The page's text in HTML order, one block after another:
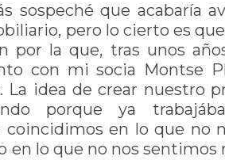
sospeché que acabaría
pero lo cierto es
por la que, tras unos
con mi socia Montse
La idea de crear nuestro
porque ya
coincidimos en lo que no
en lo que no nos